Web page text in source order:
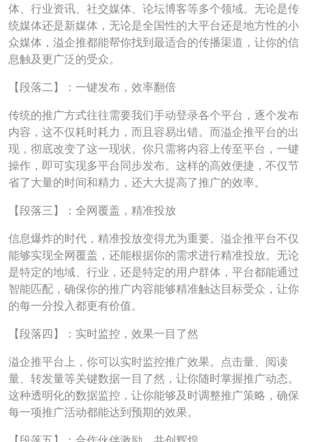
体、行业资讯、社交媒体、论坛博客等多个领域。无论是传
统媒体还是新媒体，无论是全国性的大平台还是地方性的小
众媒体，溢企推都能帮你找到最适合的传播渠道，让你的信
息触及更广泛的受众。
【段落二】：一键发布，效率翻倍
传统的推广方式往往需要我们手动登录各个平台，逐个发布
内容，这不仅耗时耗力，而且容易出错。而溢企推平台的出
现，彻底改变了这一现状。你只需将内容上传至平台，一键
操作，即可实现多平台同步发布。这样的高效便捷，不仅节
省了大量的时间和精力，还大大提高了推广的效率。
【段落三】：全网覆盖，精准投放
信息爆炸的时代，精准投放变得尤为重要。溢企推平台不仅
能够实现全网覆盖，还能根据你的需求进行精准投放。无论
是特定的地域、行业，还是特定的用户群体，平台都能通过
智能匹配，确保你的推广内容能够精准触达目标受众，让你
的每一分投入都更有价值。
【段落四】：实时监控，效果一目了然
溢企推平台上，你可以实时监控推广效果。点击量、阅读
量、转发量等关键数据一目了然，让你随时掌握推广动态。
这种透明化的数据监控，让你能够及时调整推广策略，确保
每一项推广活动都能达到预期的效果。